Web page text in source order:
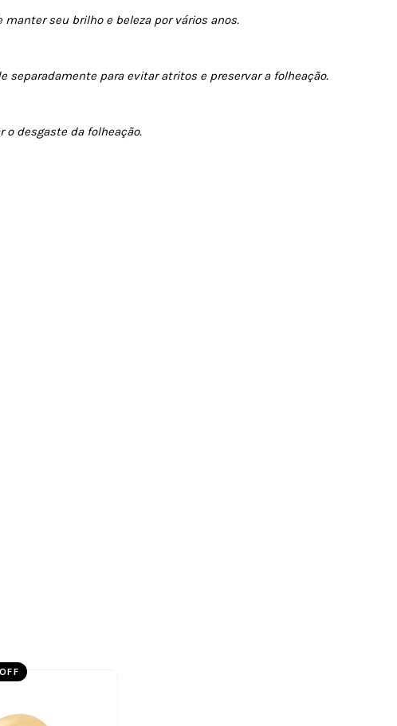
seu brilho e beleza por vários anos.
para evitar atritos e preservar a folheação.
desgaste da folheação.